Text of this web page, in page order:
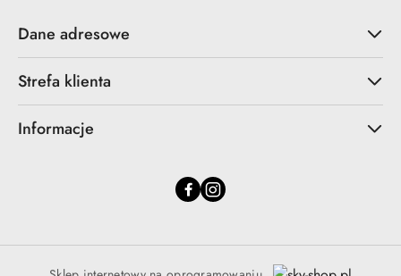
Dane adresowe
Strefa klienta
Informacje